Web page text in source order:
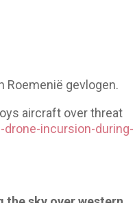
Roemenië gevlogen.
aircraft over threat
incursion-during-